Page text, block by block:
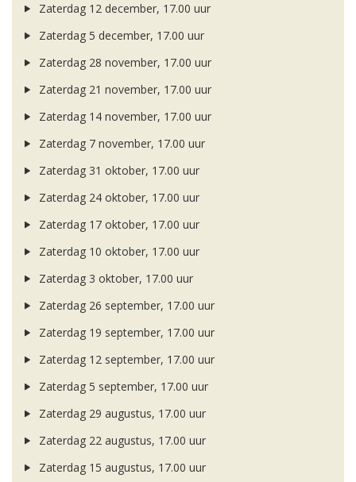
Zaterdag 12 december, 17.00 uur
Zaterdag 5 december, 17.00 uur
Zaterdag 28 november, 17.00 uur
Zaterdag 21 november, 17.00 uur
Zaterdag 14 november, 17.00 uur
Zaterdag 7 november, 17.00 uur
Zaterdag 31 oktober, 17.00 uur
Zaterdag 24 oktober, 17.00 uur
Zaterdag 17 oktober, 17.00 uur
Zaterdag 10 oktober, 17.00 uur
Zaterdag 3 oktober, 17.00 uur
Zaterdag 26 september, 17.00 uur
Zaterdag 19 september, 17.00 uur
Zaterdag 12 september, 17.00 uur
Zaterdag 5 september, 17.00 uur
Zaterdag 29 augustus, 17.00 uur
Zaterdag 22 augustus, 17.00 uur
Zaterdag 15 augustus, 17.00 uur